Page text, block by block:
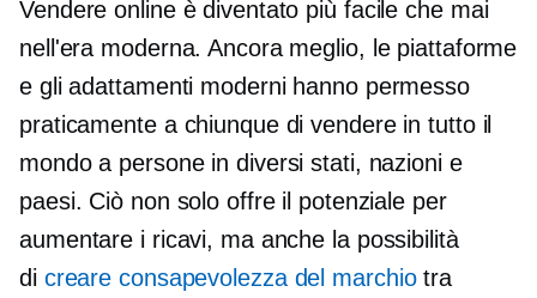
Vendere online è diventato più facile che mai
nell'era moderna. Ancora meglio, le piattaforme
e gli adattamenti moderni hanno permesso
praticamente a chiunque di vendere in tutto il
mondo a persone in diversi stati, nazioni e
paesi. Ciò non solo offre il potenziale per
aumentare i ricavi, ma anche la possibilità
di creare consapevolezza del marchiotra